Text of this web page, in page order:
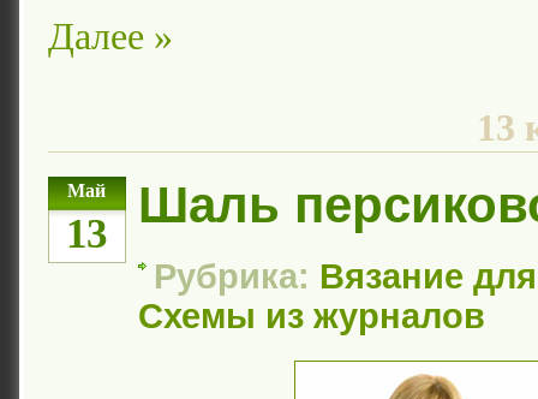
Далее »
13
Май
13
Шаль
Рубрика: Вязание
Схемы из журналов